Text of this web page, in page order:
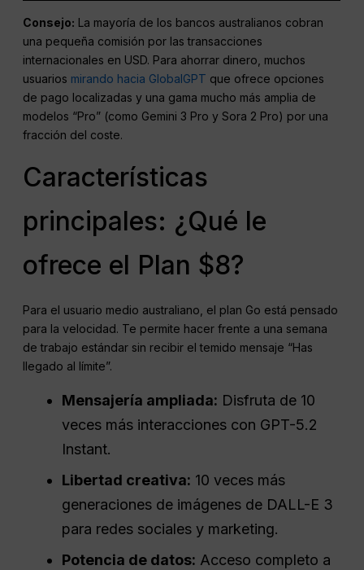
Consejo: La mayoría de los bancos australianos cobran
una pequeña comisión por las transacciones
internacionales en USD. Para ahorrar dinero, muchos
usuarios mirando hacia GlobalGPT que ofrece opciones
de pago localizadas y una gama mucho más amplia de
modelos “Pro” (como Gemini 3 Pro y Sora 2 Pro) por una
fracción del coste.
Características
principales: ¿Qué le
ofrece el Plan $8?
Para el usuario medio australiano, el plan Go está pensado
para la velocidad. Te permite hacer frente a una semana
de trabajo estándar sin recibir el temido mensaje “Has
llegado al límite”.
Mensajería ampliada: Disfruta de 10
veces más interacciones con GPT-5.2
Instant.
Libertad creativa: 10 veces más
generaciones de imágenes de DALL-E 3
para redes sociales y marketing.
Potencia de datos: Acceso completo a